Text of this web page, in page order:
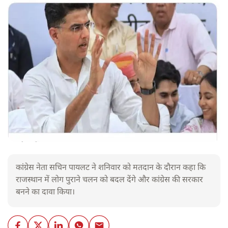
कांग्रेस नेता सचिन पायलट ने शनिवार को मतदान के दौरान कहा कि
राजस्थान में लोग पुराने चलन को बदल देंगे और कांग्रेस की सरकार
बनने का दावा किया।